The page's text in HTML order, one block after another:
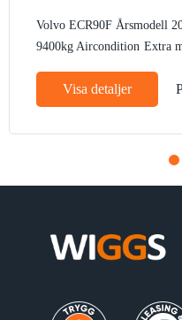
Volvo ECR90F Årsmodell
9400kg Aircondition Extra
märkeVisa detaljer
4